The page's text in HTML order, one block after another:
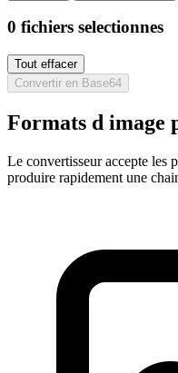
0 fichiers selectionnes
Tout effacer
Convertir en Base64
Formats d image
Le convertisseur accepte les
produire rapidement une